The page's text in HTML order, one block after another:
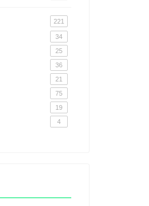
221
34
25
36
21
75
19
4